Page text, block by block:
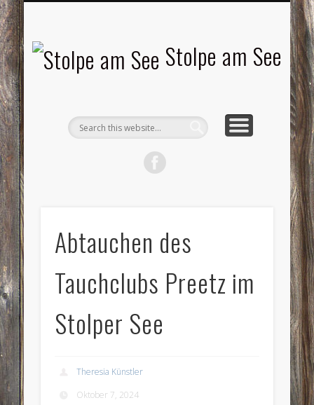
Stolpe am See
Abtauchen des
Tauchclubs Preetz im
Stolper See
Theresia Künstler
Oktober 7, 2024